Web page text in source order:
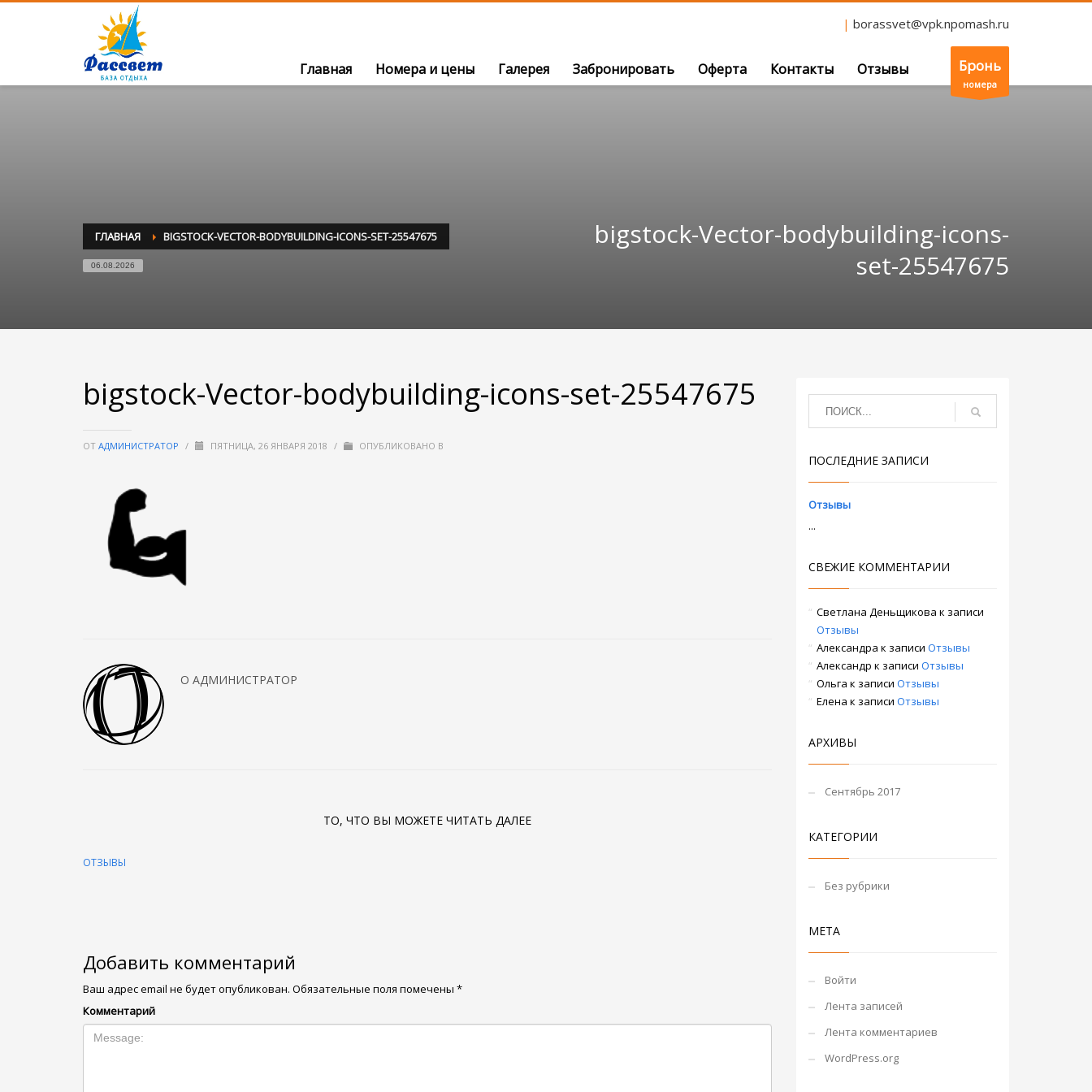
| borassvet@vpk.npomash.ru
Главная Номера и цены Галерея Забронировать Оферта Контакты Отзывы Бронь
номера
ГЛАВНАЯ BIGSTOCK-VECTOR-BODYBUILDING-ICONS-SET-25547675
06.08.2026
bigstock-Vector-bodybuilding-icons-
set-25547675
bigstock-Vector-bodybuilding-icons-set-25547675
ОТ АДМИНИСТРАТОР / ПЯТНИЦА, 26 ЯНВАРЯ 2018 / ОПУБЛИКОВАНО В
О АДМИНИСТРАТОР
ТО, ЧТО ВЫ МОЖЕТЕ ЧИТАТЬ ДАЛЕЕ
ОТЗЫВЫ
Добавить комментарий
Ваш адрес email не будет опубликован. Обязательные поля помечены *
Комментарий
ПОСЛЕДНИЕ ЗАПИСИ
Отзывы
...
СВЕЖИЕ КОММЕНТАРИИ
Светлана Деньщикова к записи
Отзывы
Александра к записи Отзывы
Александр к записи Отзывы
Ольга к записи Отзывы
Елена к записи Отзывы
АРХИВЫ
Сентябрь 2017
КАТЕГОРИИ
Без рубрики
МЕТА
Войти
Лента записей
Лента комментариев
WordPress.org